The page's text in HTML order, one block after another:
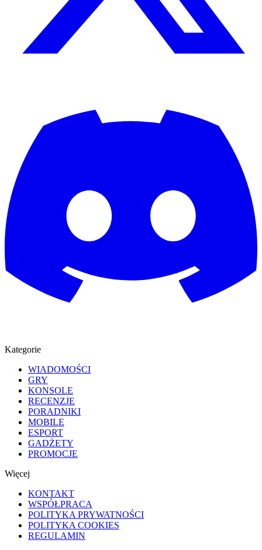
Kategorie
WIADOMOŚCI
GRY
KONSOLE
RECENZJE
PORADNIKI
MOBILE
ESPORT
GADŻETY
PROMOCJE
Więcej
KONTAKT
WSPÓŁPRACA
POLITYKA PRYWATNOŚCI
POLITYKA COOKIES
REGULAMIN